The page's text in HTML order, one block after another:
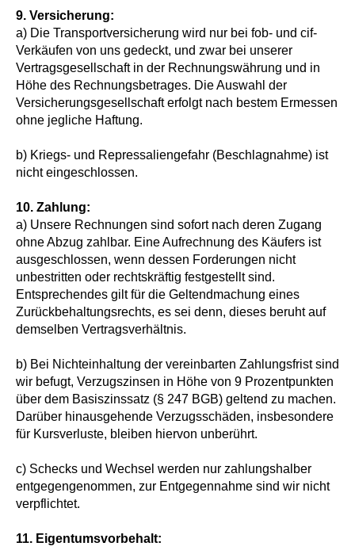
9. Versicherung:
a) Die Transportversicherung wird nur bei fob- und cif-
Verkäufen von uns gedeckt, und zwar bei unserer
Vertragsgesellschaft in der Rechnungswährung und in
Höhe des Rechnungsbetrages. Die Auswahl der
Versicherungsgesellschaft erfolgt nach bestem Ermessen
ohne jegliche Haftung.
b) Kriegs- und Repressaliengefahr (Beschlagnahme) ist
nicht eingeschlossen.
10. Zahlung:
a) Unsere Rechnungen sind sofort nach deren Zugang
ohne Abzug zahlbar. Eine Aufrechnung des Käufers ist
ausgeschlossen, wenn dessen Forderungen nicht
unbestritten oder rechtskräftig festgestellt sind.
Entsprechendes gilt für die Geltendmachung eines
Zurückbehaltungsrechts, es sei denn, dieses beruht auf
demselben Vertragsverhältnis.
b) Bei Nichteinhaltung der vereinbarten Zahlungsfrist sind
wir befugt, Verzugszinsen in Höhe von 9 Prozentpunkten
über dem Basiszinssatz (§ 247 BGB) geltend zu machen.
Darüber hinausgehende Verzugsschäden, insbesondere
für Kursverluste, bleiben hiervon unberührt.
c) Schecks und Wechsel werden nur zahlungshalber
entgegengenommen, zur Entgegennahme sind wir nicht
verpflichtet.
11. Eigentumsvorbehalt: